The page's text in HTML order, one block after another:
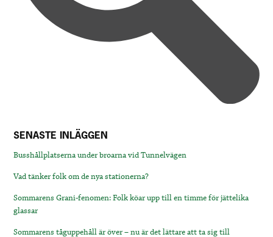
SENASTE INLÄGGEN
Busshållplatserna under broarna vid Tunnelvägen
Vad tänker folk om de nya stationerna?
Sommarens Grani-fenomen: Folk köar upp till en timme för jättelika
glassar
Sommarens tåguppehåll är över – nu är det lättare att ta sig till